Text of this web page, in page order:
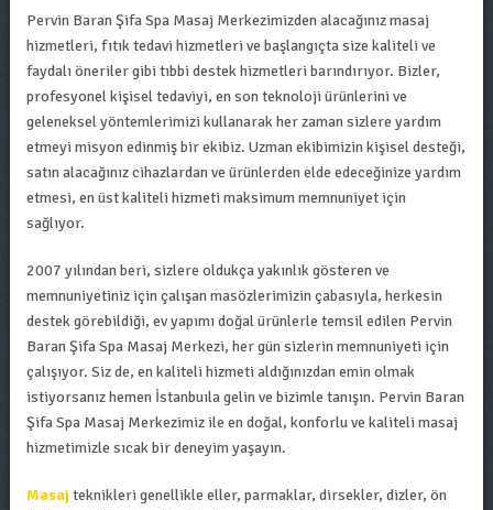
Pervin Baran Şifa Spa Masaj Merkezimizden alacağınız masaj
hizmetleri, fıtık tedavi hizmetleri ve başlangıçta size kaliteli ve
faydalı öneriler gibi tıbbi destek hizmetleri barındırıyor. Bizler,
profesyonel kişisel tedaviyi, en son teknoloji ürünlerini ve
geleneksel yöntemlerimizi kullanarak her zaman sizlere yardım
etmeyi misyon edinmiş bir ekibiz. Uzman ekibimizin kişisel desteği,
satın alacağınız cihazlardan ve ürünlerden elde edeceğinize yardım
etmesi, en üst kaliteli hizmeti maksimum memnuniyet için
sağlıyor.
2007 yılından beri, sizlere oldukça yakınlık gösteren ve
memnuniyetiniz için çalışan masözlerimizin çabasıyla, herkesin
destek görebildiği, ev yapımı doğal ürünlerle temsil edilen Pervin
Baran Şifa Spa Masaj Merkezi, her gün sizlerin memnuniyeti için
çalışıyor. Siz de, en kaliteli hizmeti aldığınızdan emin olmak
istiyorsanız hemen İstanbuıla gelin ve bizimle tanışın. Pervin Baran
Şifa Spa Masaj Merkezimiz ile en doğal, konforlu ve kaliteli masaj
hizmetimizle sıcak bir deneyim yaşayın.
Masajteknikleri genellikle eller, parmaklar, dirsekler, dizler, ön